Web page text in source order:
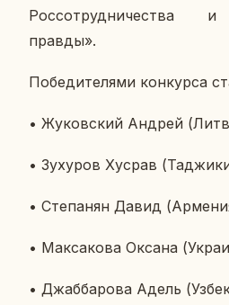
Рос­со­труд­ни­че­ства и
правды».
По­бе­ди­те­ля­ми кон­кур­са
• Жу­ков­ский Андрей
• Зух­уров Хусрав
• Сте­па­нян Давид
• Мак­са­ко­ва Оксана
• Джаб­ба­ро­ва Адель